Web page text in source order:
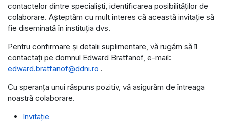
contactelor dintre specialiști, identificarea posibilităților de
colaborare. Așteptăm cu mult interes că această invitație să
fie diseminată în instituția dvs.
Pentru confirmare și detalii suplimentare, vă rugăm să îl
contactați pe domnul Edward Bratfanof, e-mail:
edward.bratfanof@ddni.ro .
Cu speranța unui răspuns pozitiv, vă asigurăm de întreaga
noastră colaborare.
Invitație